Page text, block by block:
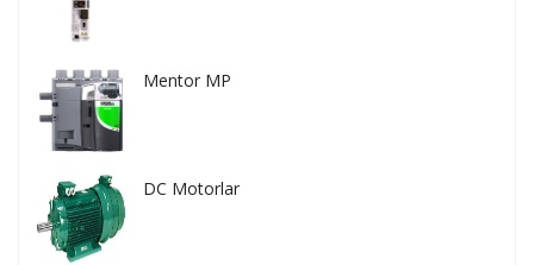
Mentor MP
DC Motorlar